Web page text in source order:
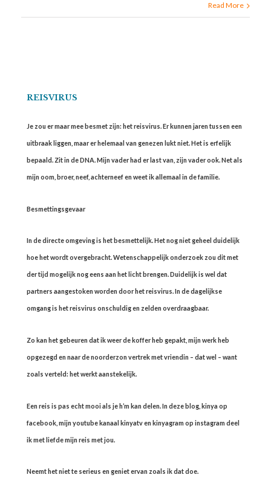
Read More
REISVIRUS
Je zou er maar mee besmet zijn: het reisvirus. Er kunnen jaren tussen een
uitbraak liggen, maar er helemaal van genezen lukt niet. Het is erfelijk
bepaald. Zit in de DNA. Mijn vader had er last van, zijn vader ook. Net als
mijn oom, broer, neef, achterneef en weet ik allemaal in de familie.
Besmettingsgevaar
In de directe omgeving is het besmettelijk. Het nog niet geheel duidelijk
hoe het wordt overgebracht. Wetenschappelijk onderzoek zou dit met
der tijd mogelijk nog eens aan het licht brengen. Duidelijk is wel dat
partners aangestoken worden door het reisvirus. In de dagelijkse
omgang is het reisvirus onschuldig en zelden overdraagbaar.
Zo kan het gebeuren dat ik weer de koffer heb gepakt, mijn werk heb
opgezegd en naar de noorderzon vertrek met vriendin – dat wel – want
zoals verteld: het werkt aanstekelijk.
Een reis is pas echt mooi als je h’m kan delen. In deze blog, kinya op
facebook, mijn youtube kanaal kinyatv en kinyagram op instagram deel
ik met liefde mijn reis met jou.
Neemt het niet te serieus en geniet ervan zoals ik dat doe.